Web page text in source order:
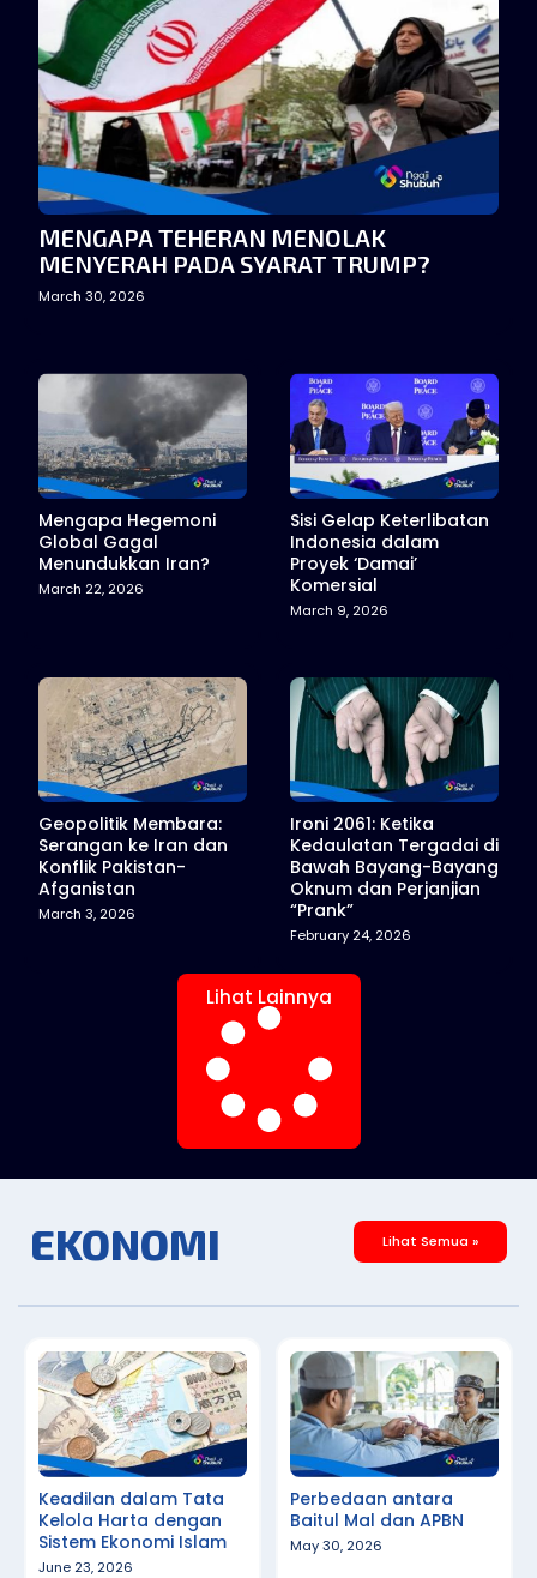
MENGAPA TEHERAN MENOLAK
MENYERAH PADA SYARAT TRUMP?
March 30, 2026
Mengapa Hegemoni
Global Gagal
Menundukkan Iran?
March 22, 2026
Sisi Gelap Keterlibatan
Indonesia dalam
Proyek ‘Damai’
Komersial
March 9, 2026
Geopolitik Membara:
Serangan ke Iran dan
Konflik Pakistan-
Afganistan
March 3, 2026
Ironi 2061: Ketika
Kedaulatan Tergadai di
Bawah Bayang-Bayang
Oknum dan Perjanjian
“Prank”
February 24, 2026
Lihat Lainnya
EKONOMI Lihat Semua »
Keadilan dalam Tata
Kelola Harta dengan
Sistem Ekonomi Islam
June 23, 2026
Perbedaan antara
Baitul Mal dan APBN
May 30, 2026